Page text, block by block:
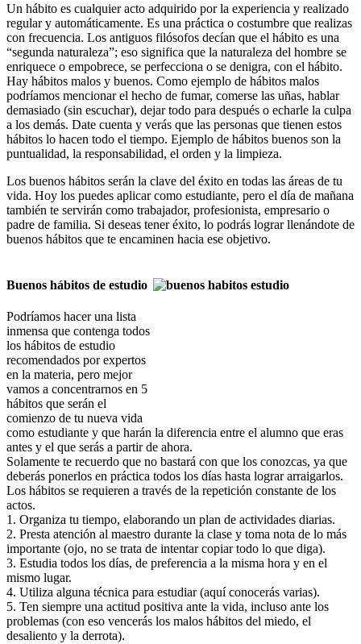
Un hábito es cualquier acto adquirido por la experiencia y realizado
regular y automáticamente. Es una práctica o costumbre que realizas
con frecuencia. Los antiguos filósofos decían que el hábito es una
“segunda naturaleza”; eso significa que la naturaleza del hombre se
enriquece o empobrece, se perfecciona o se denigra, con el hábito.
Hay hábitos malos y buenos. Como ejemplo de hábitos malos
podríamos mencionar el hecho de fumar, comerse las uñas, hablar
demasiado (sin escuchar), dejar todo para después o echarle la culpa
a los demás. Date cuenta y verás que las personas que tienen estos
hábitos lo hacen todo el tiempo. Ejemplo de hábitos buenos son la
puntualidad, la responsabilidad, el orden y la limpieza.
Los buenos hábitos serán la clave del éxito en todas las áreas de tu
vida. Hoy los puedes aplicar como estudiante, pero el día de mañana
también te servirán como trabajador, profesionista, empresario o
padre de familia. Si deseas tener éxito, lo podrás lograr llenándote de
buenos hábitos que te encaminen hacia ese objetivo.
Buenos hábitos de estudio
Podríamos hacer una lista
inmensa que contenga todos
los hábitos de estudio
recomendados por expertos
en la materia, pero mejor
vamos a concentrarnos en 5
hábitos que serán el
comienzo de tu nueva vida
como estudiante y que harán la diferencia entre el alumno que eras
antes y el que serás a partir de ahora.
Solamente te recuerdo que no bastará con que los conozcas, ya que
deberás ponerlos en práctica todos los días hasta lograr arraigarlos.
Los hábitos se requieren a través de la repetición constante de los
actos.
1. Organiza tu tiempo, elaborando un plan de actividades diarias.
2. Presta atención al maestro durante la clase y toma nota de lo más
importante (ojo, no se trata de intentar copiar todo lo que diga).
3. Estudia todos los días, de preferencia a la misma hora y en el
mismo lugar.
4. Utiliza alguna técnica para estudiar (aquí conocerás varias).
5. Ten siempre una actitud positiva ante la vida, incluso ante los
problemas (con eso vencerás los malos hábitos del miedo, el
desaliento y la derrota).